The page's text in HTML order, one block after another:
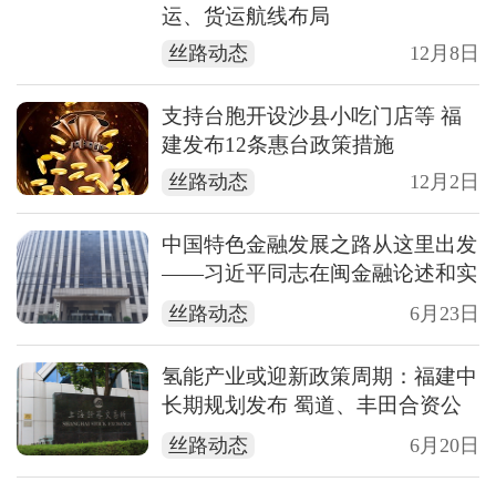
运、货运航线布局
丝路动态 12月8日
支持台胞开设沙县小吃门店等 福
建发布12条惠台政策措施
丝路动态 12月2日
中国特色金融发展之路从这里出发
——习近平同志在闽金融论述和实
践经验
丝路动态 6月23日
氢能产业或迎新政策周期：福建中
长期规划发布 蜀道、丰田合资公
司披露最新进展
丝路动态 6月20日